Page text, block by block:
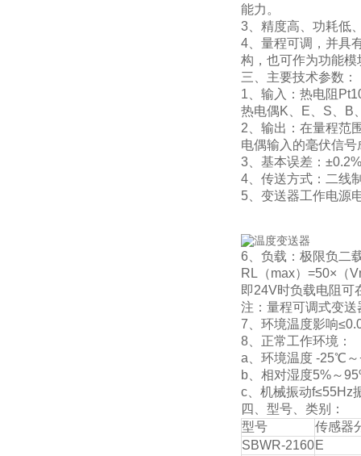
能力。
3、精度高、功耗低
4、量程可调，并具
构，也可作为功能
三、主要技术参数：
1、输入：热电阻
热电偶K、E、S、B
2、输出：在量程范
电偶输入的毫伏信
3、基本误差：
4、传送方式：二线
5、变送器工作电源
6、负载：极限负二
RL（max）=50×（
即24V时负载电阻
注：量程可调式变
7、环境温度影响
8、正常工作环境：
a、环境温度 -25℃
b、相对湿度5%～
c、机械振动f≤55Hz
四、型号、类别：
型号
传感器
SBWR-2160E